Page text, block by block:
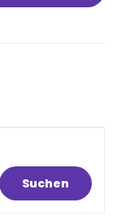
Suchen